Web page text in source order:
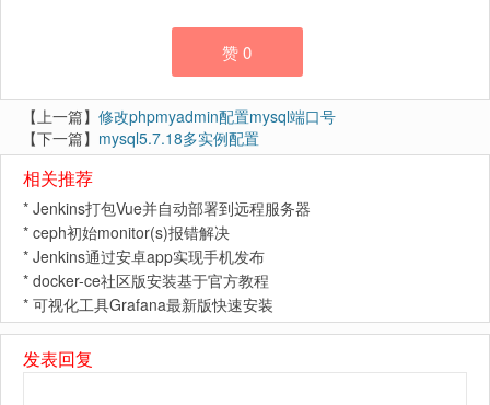
赞0
【上一篇】 修改phpmyadmin配置mysql端口号
【下一篇】 mysql5.7.18多实例配置
相关推荐
* Jenkins打包Vue并自动部署到远程服务器
* ceph初始monitor(s)报错解决
* Jenkins通过安卓app实现手机发布
* docker-ce社区版安装基于官方教程
* 可视化工具Grafana最新版快速安装
发表回复